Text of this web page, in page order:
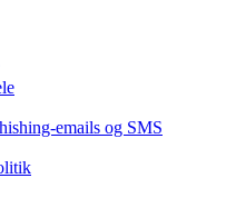
emails og SMS